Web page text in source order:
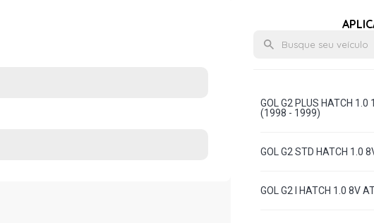
GOL G2 PLUS HATCH
(1998 - 1999)
GOL G2 STD HATCH 1.0
GOL G2 I HATCH 1.0 8V